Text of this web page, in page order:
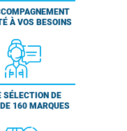
À VOS BESOINS
SÉLECTION DE
160 MARQUES